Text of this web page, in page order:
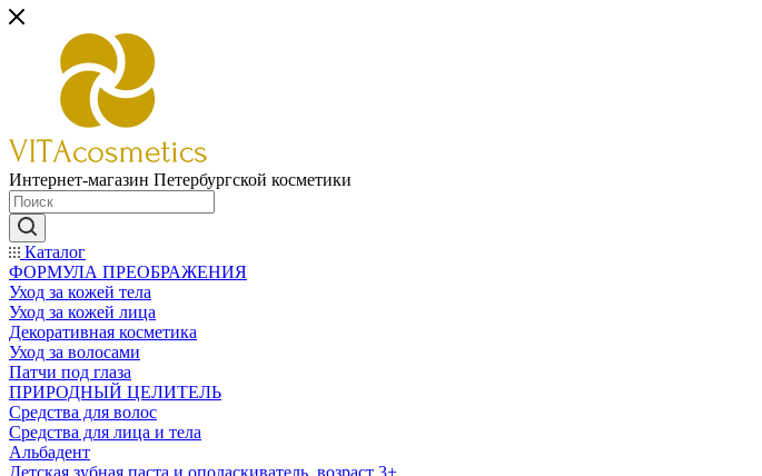
Интернет-магазин Петербургской косметики
Каталог
ФОРМУЛА ПРЕОБРАЖЕНИЯ
Уход за кожей тела
Уход за кожей лица
Декоративная косметика
Уход за волосами
Патчи под глаза
ПРИРОДНЫЙ ЦЕЛИТЕЛЬ
Средства для волос
Средства для лица и тела
Альбадент
Детская зубная паста и ополаскиватель, возраст 3+